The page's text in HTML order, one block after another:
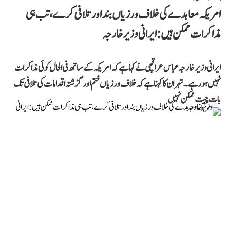
امریکہ معاہدے کی خلاف ورزیاں بند اور تلافی کرے، تب ہی
مذاکرات ممکن ہیں: ایرانی وزیر خارجہ
ایرانی وزیر خارجہ عباس عراقچی نے کہا ہے کہ امریکہ کے ساتھ فی الحال کوئی مذاکرات
نہیں ہو رہے۔ تہران کا کہنا ہے کہ خلاف ورزیاں ختم اور گزشتہ اقدامات کی تلافی تک
بات چیت ممکن نہیں